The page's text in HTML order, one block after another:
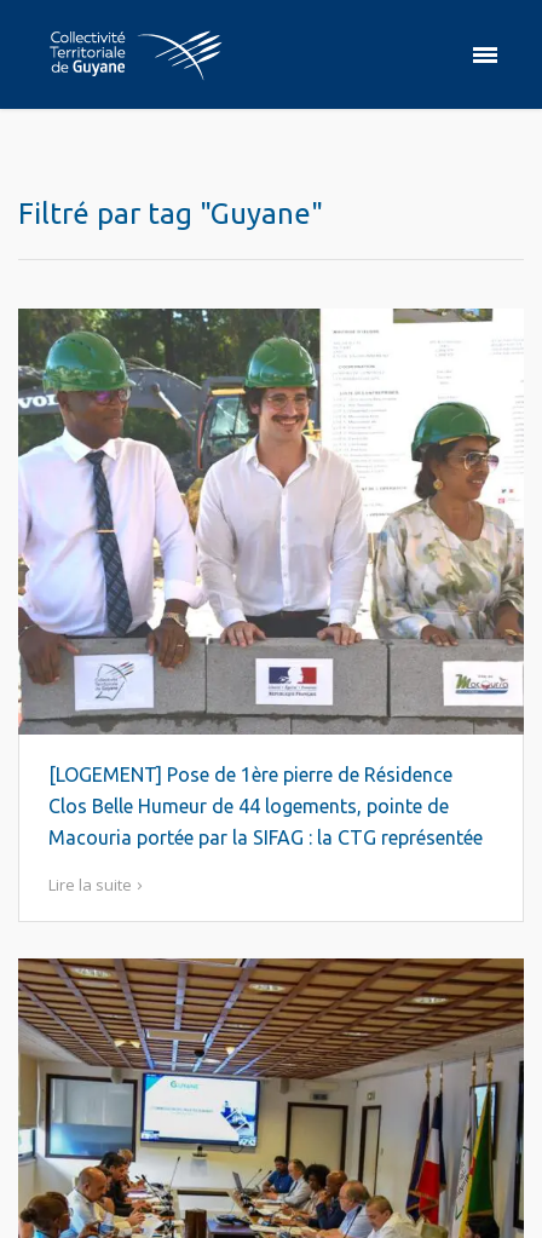
Filtré par tag "Guyane"
[LOGEMENT] Pose de 1ère pierre de Résidence
Clos Belle Humeur de 44 logements, pointe de
Macouria portée par la SIFAG : la CTG représentée
Lire la suite